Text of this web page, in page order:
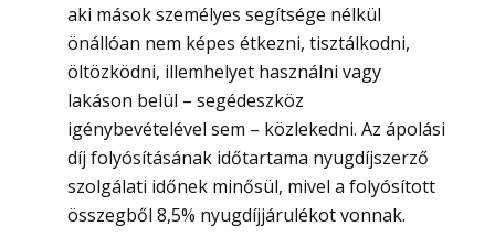
aki mások személyes segítsége nélkül
önállóan nem képes étkezni, tisztálkodni,
öltözködni, illemhelyet használni vagy
lakáson belül – segédeszköz
igénybevételével sem – közlekedni. Az ápolási
díj folyósításának időtartama nyugdíjszerző
szolgálati időnek minősül, mivel a folyósított
összegből 8,5% nyugdíjjárulékot vonnak.